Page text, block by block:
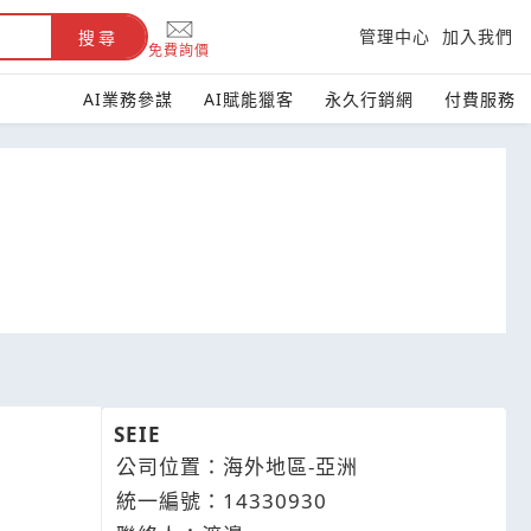
搜尋
免費詢價
管理中心 加入我們
AI業務參謀 AI賦能獵客 永久行銷網 付費服務
SEIE
公司位置：海外地區-亞洲
統一編號：14330930